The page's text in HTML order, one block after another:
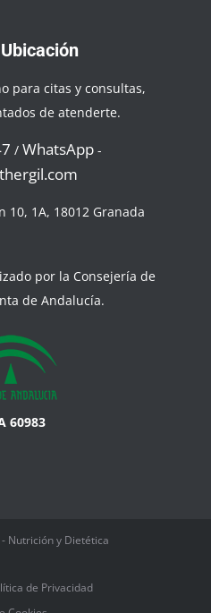
para citas y consultas,
de atenderte.
/ WhatsApp-
10, 1A, 18012 Granada
por la Consejería de
de Andalucía.
60983
Nutrición y Dietética
de Privacidad